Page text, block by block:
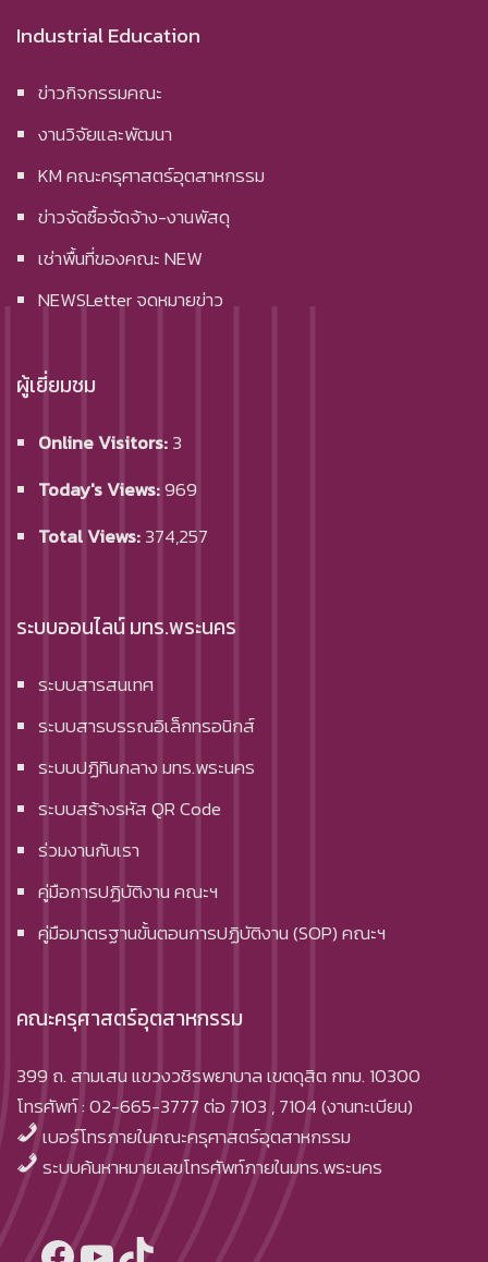
Industrial Education
ข่าวกิจกรรมคณะ
งานวิจัยและพัฒนา
KM คณะครุศาสตร์อุตสาหกรรม
ข่าวจัดซื้อจัดจ้าง-งานพัสดุ
เช่าพื้นที่ของคณะ NEW
NEWSLetter จดหมายข่าว
ผู้เยี่ยมชม
Online Visitors:3
Today's Views:969
Total Views:374,257
ระบบออนไลน์ มทร.พระนคร
ระบบสารสนเทศ
ระบบสารบรรณอิเล็กทรอนิกส์
ระบบปฏิทินกลาง มทร.พระนคร
ระบบสร้างรหัส QR Code
ร่วมงานกับเรา
คู่มือการปฏิบัติงาน คณะฯ
คู่มือมาตรฐานขั้นตอนการปฏิบัติงาน (SOP) คณะฯ
คณะครุศาสตร์อุตสาหกรรม
399 ถ. สามเสน แขวงวชิรพยาบาล เขตดุสิต กทม. 10300
โทรศัพท์ : 02-665-3777 ต่อ 7103 , 7104 (งานทะเบียน)
เบอร์โทรภายในคณะครุศาสตร์อุตสาหกรรม
ระบบค้นหาหมายเลขโทรศัพท์ภายในมทร.พระนคร